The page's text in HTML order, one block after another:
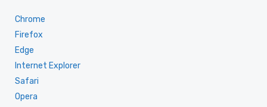
Chrome
Firefox
Edge
Internet Explorer
Safari
Opera